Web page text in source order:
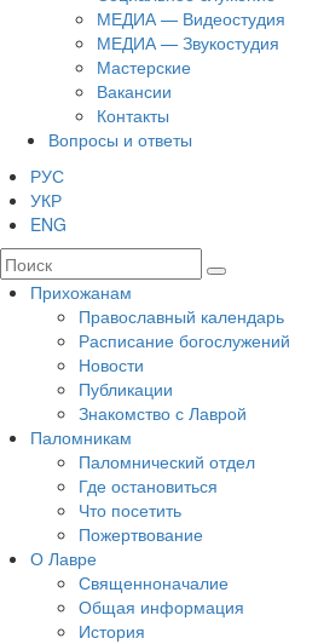
МЕДИА — Видеостудия
МЕДИА — Звукостудия
Мастерские
Вакансии
Контакты
Вопросы и ответы
РУС
УКР
ENG
Прихожанам
Православный календарь
Расписание богослужений
Новости
Публикации
Знакомство с Лаврой
Паломникам
Паломнический отдел
Где остановиться
Что посетить
Пожертвование
О Лавре
Священноначалие
Общая информация
История